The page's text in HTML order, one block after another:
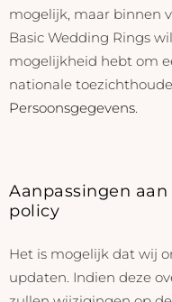
mogelijk, maar binnen
Basic Wedding Rings
mogelijkheid hebt om
nationale
Persoonsgegevens.
Aanpassingen
policy
Het is mogelijk dat wij
updaten. Indien deze